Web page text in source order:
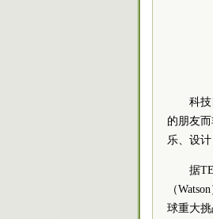
科
的朋友
乐、设
据
（
球重大